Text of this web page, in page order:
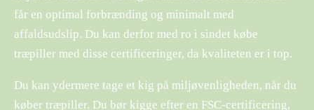
får en optimal forbrænding og minimalt med
affaldsudslip. Du kan derfor med ro i sindet købe
træpiller med disse certificeringer, da kvaliteten er i top.
Du kan ydermere tage et kig på miljøvenligheden, når du
køber træpiller. Du bør kigge efter en FSC-certificering,